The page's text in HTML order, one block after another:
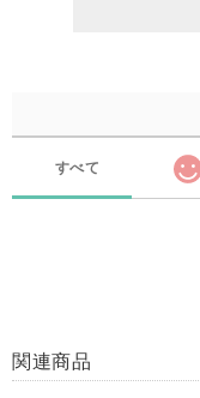
すべて
関連商品